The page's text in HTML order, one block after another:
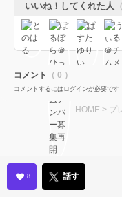
いいね！してくれた人
コメント （ 0 ）
コメントするにはログインが必要です
HOME > プ
8 話す